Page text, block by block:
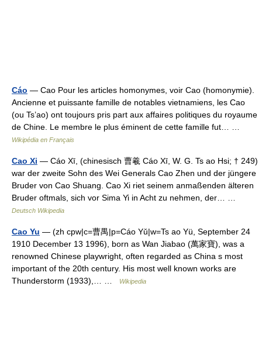
Cáo — Cao Pour les articles homonymes, voir Cao (homonymie).
Ancienne et puissante famille de notables vietnamiens, les Cao
(ou Ts’ao) ont toujours pris part aux affaires politiques du royaume
de Chine. Le membre le plus éminent de cette famille fut… …
Wikipédia en Français
Cao Xi — Cáo Xī, (chinesisch 曹羲 Cáo Xī, W. G. Ts ao Hsi; † 249)
war der zweite Sohn des Wei Generals Cao Zhen und der jüngere
Bruder von Cao Shuang. Cao Xi riet seinem anmaßenden älteren
Bruder oftmals, sich vor Sima Yi in Acht zu nehmen, der… …
Deutsch Wikipedia
Cao Yu — (zh cpw|c=曹禺|p=Cáo Yǔ|w=Ts ao Yü, September 24
1910 December 13 1996), born as Wan Jiabao (萬家寶), was a
renowned Chinese playwright, often regarded as China s most
important of the 20th century. His most well known works are
Thunderstorm (1933),… …
Wikipedia